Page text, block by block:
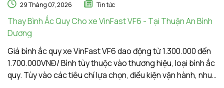
29 Tháng 07, 2026 Tin tức
Thay Bình Ắc Quy Cho xe VinFast VF6 - Tại Thuận An Bình
Dương
Giá bình ắc quy xe VinFast VF6 dao động từ 1.300.000 đến
1.700.000VNĐ/ Bình tùy thuộc vào thương hiệu, loại bình ắc
quy. Tùy vào các tiêu chí lựa chọn, điều kiện vận hành, nhu